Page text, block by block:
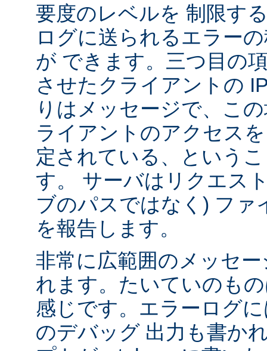
要度のレベルを 制限す
ログに送られるエラー
が できます。三つ目の
させたクライアントの
りはメッセージで、こ
ライアントのアクセス
定されている、という
す。 サーバはリクエス
ブのパスではなく) ファ
を報告します。
非常に広範囲のメッセ
れます。たいていのも
感じです。エラーログ
のデバッグ 出力も書か